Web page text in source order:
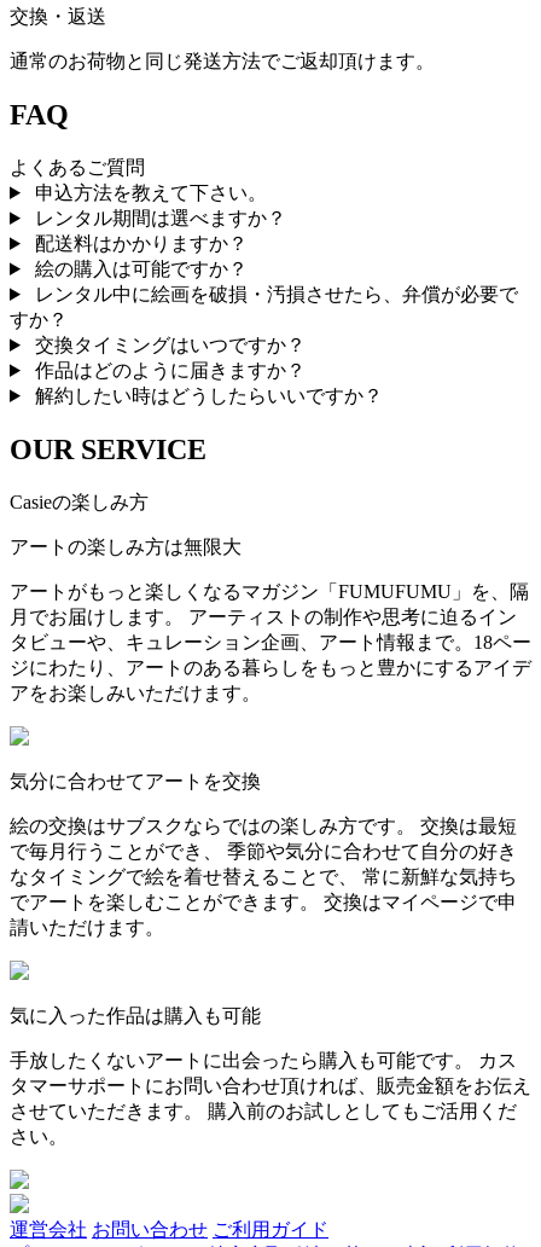
交換・返送
通常のお荷物と同じ発送方法でご返却頂けます。
FAQ
よくあるご質問
申込方法を教えて下さい。
レンタル期間は選べますか？
配送料はかかりますか？
絵の購入は可能ですか？
レンタル中に絵画を破損・汚損させたら、弁償が必要で
すか？
交換タイミングはいつですか？
作品はどのように届きますか？
解約したい時はどうしたらいいですか？
OUR SERVICE
Casieの楽しみ方
アートの楽しみ方は無限大
アートがもっと楽しくなるマガジン「FUMUFUMU」を、隔
月でお届けします。 アーティストの制作や思考に迫るイン
タビューや、キュレーション企画、アート情報まで。18ペー
ジにわたり、アートのある暮らしをもっと豊かにするアイデ
アをお楽しみいただけます。
気分に合わせてアートを交換
絵の交換はサブスクならではの楽しみ方です。 交換は最短
で毎月行うことができ、 季節や気分に合わせて自分の好き
なタイミングで絵を着せ替えることで、 常に新鮮な気持ち
でアートを楽しむことができます。 交換はマイページで申
請いただけます。
気に入った作品は購入も可能
手放したくないアートに出会ったら購入も可能です。 カス
タマーサポートにお問い合わせ頂ければ、販売金額をお伝え
させていただきます。 購入前のお試しとしてもご活用くだ
さい。
運営会社 お問い合わせ ご利用ガイド